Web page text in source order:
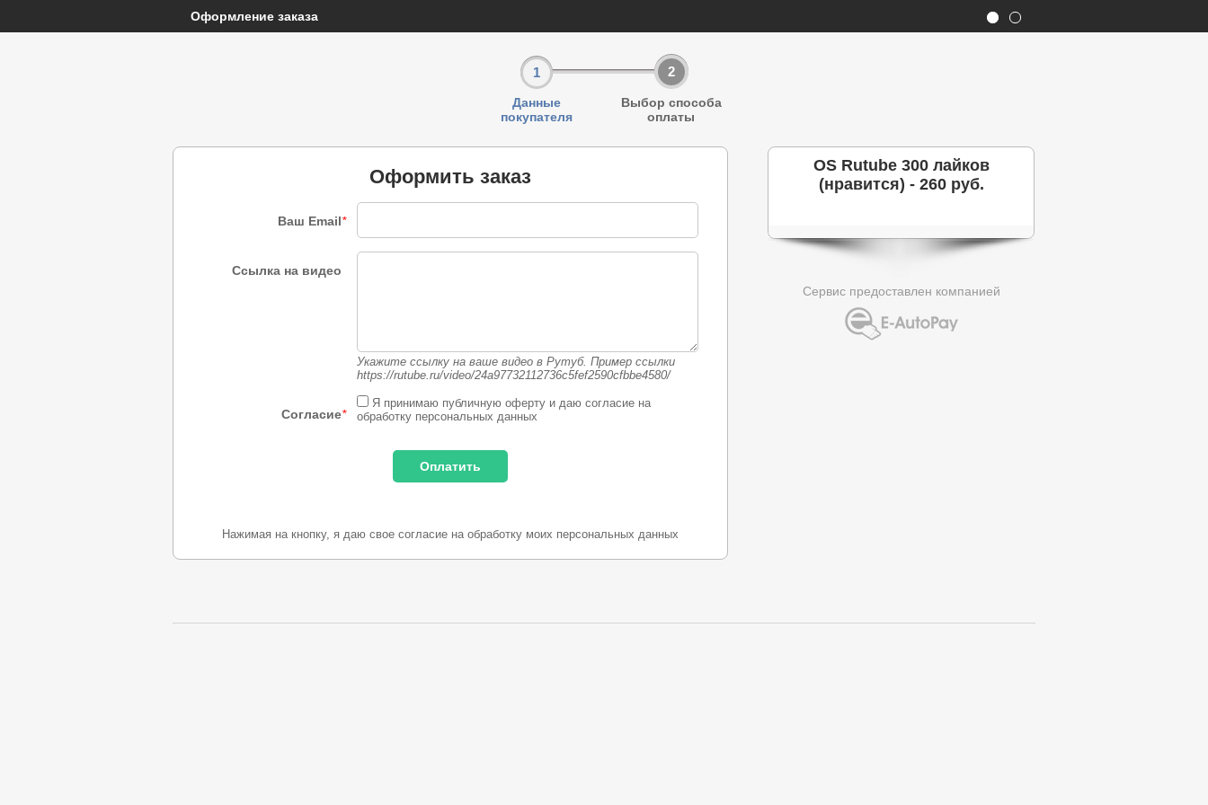
Оформление заказа
1
Данные
покупателя
2
Выбор способа
оплаты
Оформить заказ
Ваш Email*
Ссылка на видео
Укажите ссылку на ваше видео в Рутуб. Пример ссылки
https://rutube.ru/video/24a97732112736c5fef2590cfbbe4580/
Согласие*
Я принимаю публичную оферту и даю согласие на
обработку персональных данных
Нажимая на кнопку, я даю свое согласие на обработку моих персональных данных
OS Rutube 300 лайков
(нравится) - 260 руб.
Сервис предоставлен компанией